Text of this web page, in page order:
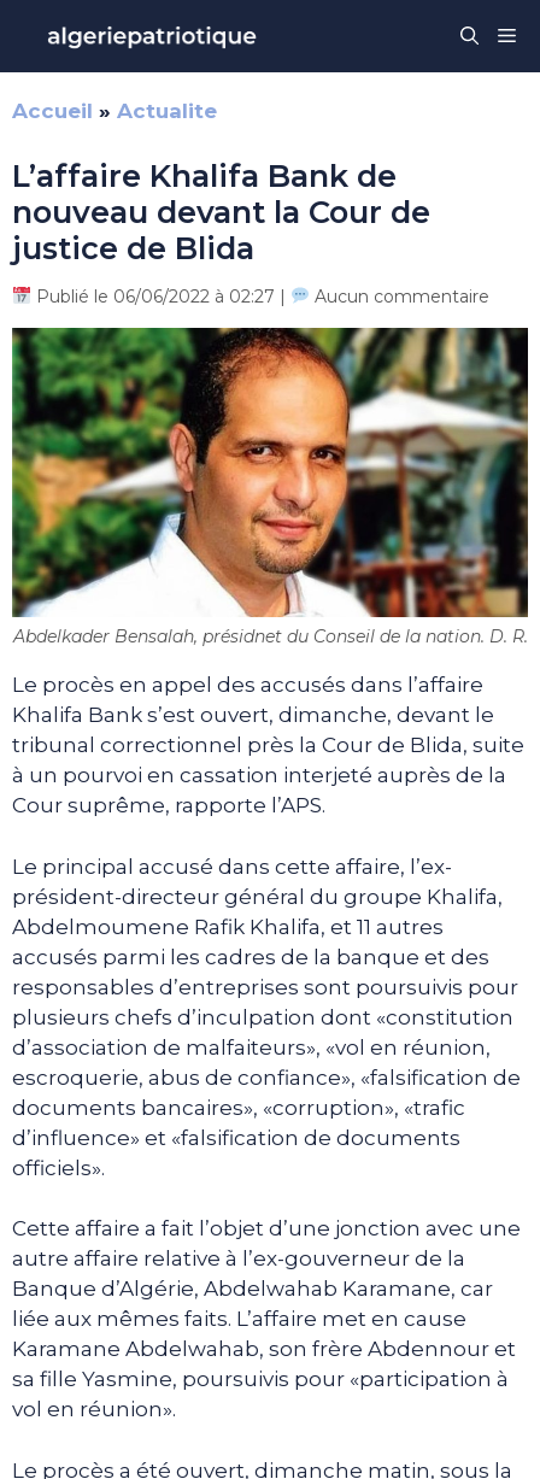
contenu
Accueil » Actualite
L’affaire Khalifa Bank de
nouveau devant la Cour de
justice de Blida
Publié le 06/06/2022 à 02:27 | Aucun commentaire
Abdelkader Bensalah, présidnet du Conseil de la nation. D. R.
Le procès en appel des accusés dans l’affaire
Khalifa Bank s’est ouvert, dimanche, devant le
tribunal correctionnel près la Cour de Blida, suite
à un pourvoi en cassation interjeté auprès de la
Cour suprême, rapporte l’APS.
Le principal accusé dans cette affaire, l’ex-
président-directeur général du groupe Khalifa,
Abdelmoumene Rafik Khalifa, et 11 autres
accusés parmi les cadres de la banque et des
responsables d’entreprises sont poursuivis pour
plusieurs chefs d’inculpation dont «constitution
d’association de malfaiteurs», «vol en réunion,
escroquerie, abus de confiance», «falsification de
documents bancaires», «corruption», «trafic
d’influence» et «falsification de documents
officiels».
Cette affaire a fait l’objet d’une jonction avec une
autre affaire relative à l’ex-gouverneur de la
Banque d’Algérie, Abdelwahab Karamane, car
liée aux mêmes faits. L’affaire met en cause
Karamane Abdelwahab, son frère Abdennour et
sa fille Yasmine, poursuivis pour «participation à
vol en réunion».
Le procès a été ouvert, dimanche matin, sous la